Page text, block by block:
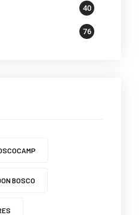
40
76
BOSCO